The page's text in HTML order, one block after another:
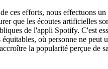
ces efforts, nous effectuons
que les écoutes artificielles
de l'appli Spotify. C'est
où personne ne peut
la popularité perçue de